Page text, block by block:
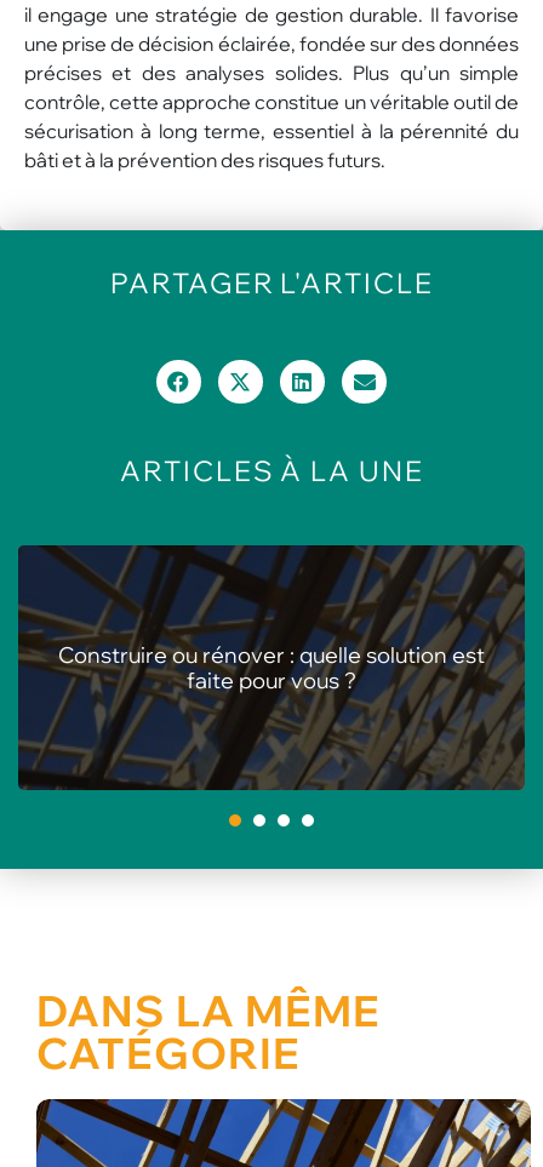
il engage une stratégie de gestion durable. Il favorise
une prise de décision éclairée, fondée sur des données
précises et des analyses solides. Plus qu’un simple
contrôle, cette approche constitue un véritable outil de
sécurisation à long terme, essentiel à la pérennité du
bâti et à la prévention des risques futurs.
PARTAGER L'ARTICLE
ARTICLES À LA UNE
Les meilleures animations pour centres de
loisirs en été
DANS LA MÊME
CATÉGORIE